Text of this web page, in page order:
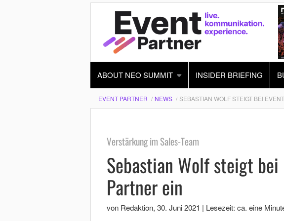
ABOUT NEO SUMMIT INSIDER BRIEFING
EVENT PARTNER NEWS SEBASTIAN WOLF STEIGT BEI
Verstärkung im Sales-Team
Sebastian Wolf steigt bei
Partner ein
von Redaktion, 30. Juni 2021 | Lesezeit: ca. eine